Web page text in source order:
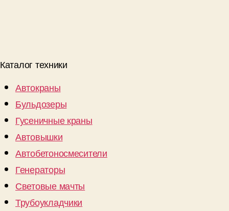
Каталог техники
Автокраны
Бульдозеры
Гусеничные краны
Автовышки
Автобетоносмесители
Генераторы
Световые мачты
Трубоукладчики